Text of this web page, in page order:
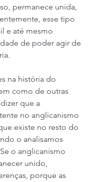
permanece unida,
esse tipo
e até mesmo
de poder agir de
na história do
como de outras
que a
no anglicanismo
existe no resto do
o analisamos
o anglicanismo
unido,
porque as